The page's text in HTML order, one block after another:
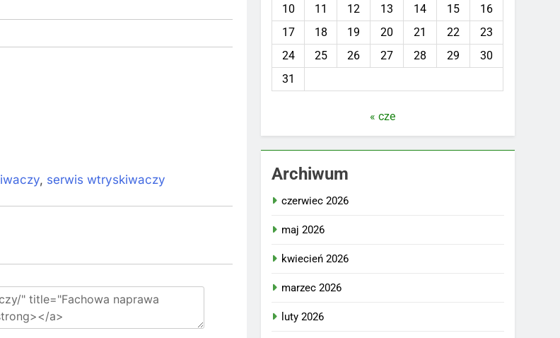
, serwis wtryskiwaczy
10
11 12 13 14 15
16
17
18 19 20 21 22
23
24
25 26 27 28 29
30
31
« cze
Archiwum
czerwiec 2026
maj 2026
kwiecień 2026
marzec 2026
luty 2026